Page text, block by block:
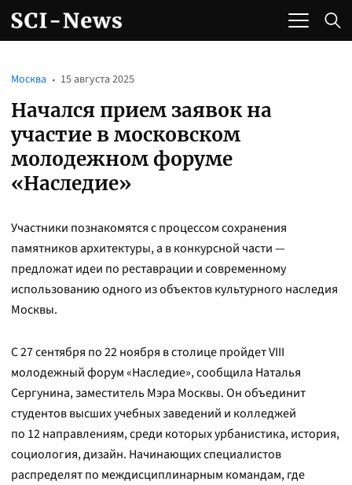
Начался прием заявок на
участие в московском
молодежном форуме
«Наследие»
Москва 15 августа 2025
Участники познакомятся с процессом сохранения
памятников архитектуры, а в конкурсной части —
предложат идеи по реставрации и современному
использованию одного из объектов культурного наследия
Москвы.
С 27 сентября по 22 ноября в столице пройдет VIII
молодежный форум «Наследие», сообщила Наталья
Сергунина, заместитель Мэра Москвы. Он объединит
студентов высших учебных заведений и колледжей
по 12 направлениям, среди которых урбанистика, история,
социология, дизайн. Начинающих специалистов
распределят по междисциплинарным командам, где